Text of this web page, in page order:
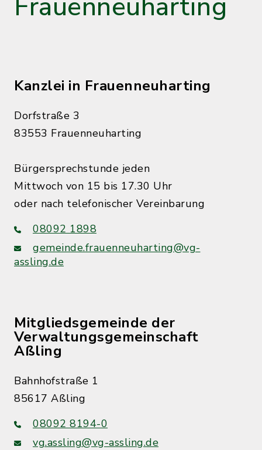
Kanzlei in Frauenneuharting
Dorfstraße 3
83553 Frauenneuharting
Bürgersprechstunde jeden
Mittwoch von 15 bis 17.30 Uhr
oder nach telefonischer Vereinbarung
08092 1898
gemeinde.frauenneuharting@vg-
assling.de
Mitgliedsgemeinde der
Verwaltungsgemeinschaft
Aßling
Bahnhofstraße 1
85617 Aßling
08092 8194-0
vg.assling@vg-assling.de